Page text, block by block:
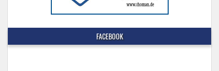
FACEBOOK